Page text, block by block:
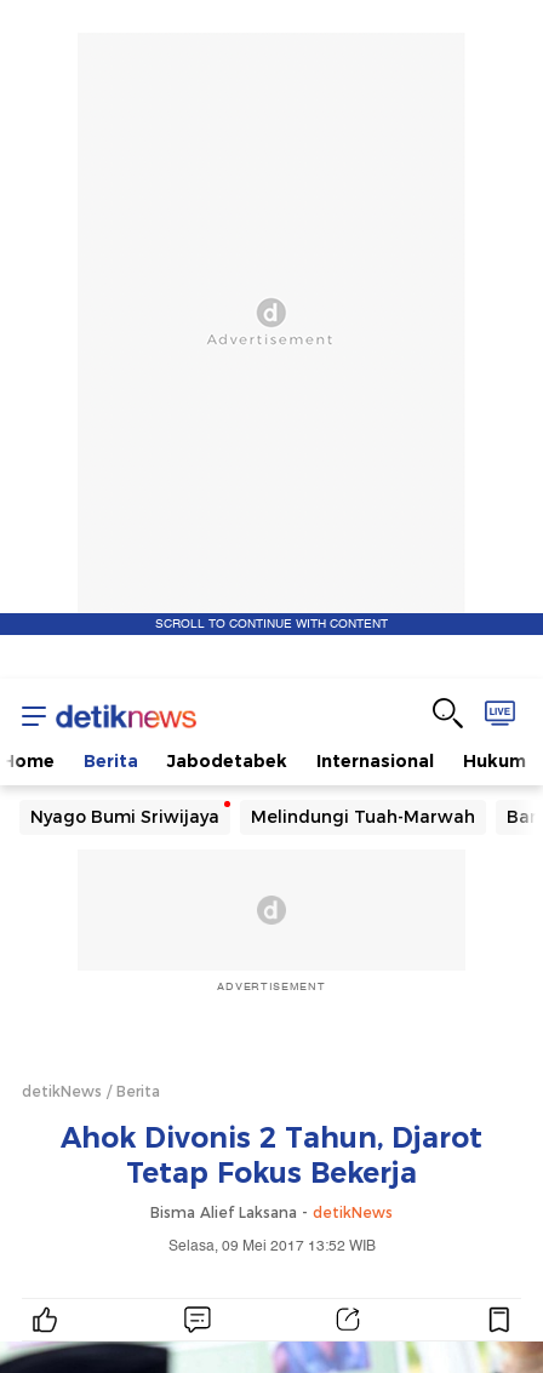
SCROLL TO CONTINUE WITH CONTENT
Home Berita Jabodetabek Internasional Hukum
Nyago Bumi Sriwijaya Melindungi Tuah-Marwah
ADVERTISEMENT
detikNews Berita
Ahok Divonis 2 Tahun, Djarot
Tetap Fokus Bekerja
Bisma Alief Laksana - detikNews
Selasa, 09 Mei 2017 13:52 WIB